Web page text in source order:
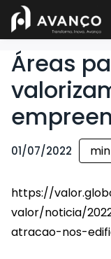
Áreas
01/07/2022
https://
valor/noticia/
atracao-nos-